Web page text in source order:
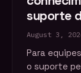
suporte
August 3,
Para
o suporte